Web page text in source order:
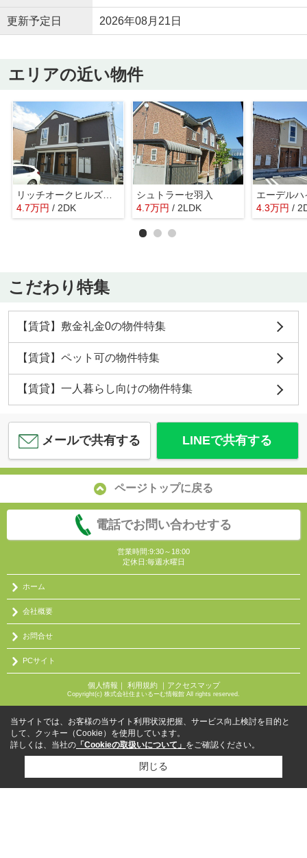
更新予定日 2026年08月21日
エリアの近い物件
リッチオークヒルズ Ｂ
4.7万円 / 2DK
シュトラーセ羽入
4.7万円 / 2LDK
エーデル
4.3万円 /
こだわり特集
【賃貸】敷金礼金0の物件特集
【賃貸】ペット可の物件特集
【賃貸】一人暮らし向けの物件特集
メールで共有する LINEで共有する
ページトップに戻る
電話でお問い合わせする
営業時間:9:30～18:00
定休日:毎週水曜日
ホーム
会社概要
お問合せ
PCサイト
個人情報 利用規約｜ アクセスマップ
Copyright(c) 株式会社住まいるーむ情報館 All rights reserved.
当サイトでは、お客様の当サイト利用状況把握、サービス向上検討を目的と
して、クッキー（Cookie）を使用しています。
詳しくは、当社の 「Cookieの取扱いについて」 をご確認ください。
閉じる